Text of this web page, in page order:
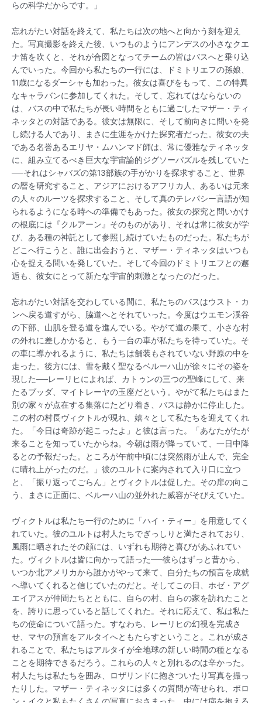
らの科学だからです。」
忘れがたい対話を終えて、私たちは次の地へと向かう刻を迎え
た。写真撮影を終えた後、いつものようにアンデスの小さなクエ
ナ笛を吹くと、それが合図となってチームの皆はバスへと乗り込
んでいった。今回から私たちの一行には、ドミトリエフの孫娘、
11歳になるダーシャも加わった。彼女は喜びをもって、この特異
なキャラバンに参加してくれた。そして、忘れてはならないの
は、バスの中で私たちが長い時間をともに過ごしたマザー・ティ
ネッタとの対話である。彼女は無限に、そして前向きに問いを発
し続ける人であり、まさに生涯をかけた探究者だった。彼女の夫
である名誉あるエリヤ・ムハンマド師は、常に優雅なティネッタ
に、組み立てるべき巨大な宇宙論的ジグソーパズルを残していた
──それはシャバズの第13部族の手がかりを探求すること、世界
の暦を研究すること、アジアにおけるアフリカ人、あるいは元来
の人々のルーツを探求すること、そして真のテレパシー言語が知
られるようになる時への準備でもあった。彼女の探究と問いかけ
の根底には『クルアーン』そのものがあり、それは常に彼女が学
び、ある種の神託として参照し続けていたものだった。私たちが
どこへ行こうと、誰に出会おうと、マザー・ティネッタはいつも
心を捉える問いを発していた。そして今回のドミトリエフとの邂
逅も、彼女にとって新たな宇宙的刺激となったのだった。
忘れがたい対話を交わしている間に、私たちのバスはウスト・カ
ンへ戻る道すがら、脇道へとそれていった。今度はウエモン渓谷
の下部、山肌を登る道を進んでいる。やがて道の果て、小さな村
の外れに差しかかると、もう一台の車が私たちを待っていた。そ
の車に導かれるように、私たちは舗装もされていない野原の中を
走った。後方には、雪を戴く聖なるベルーハ山が徐々にその姿を
現した──レーリヒによれば、カトゥンの三つの聖峰にして、来
たるブッダ、マイトレーヤの玉座だという。やがて私たちはまた
別の家々が点在する集落にたどり着き、バスは静かに停止した。
この村の村長ヴィクトルが現れ、嬉々として私たちを迎えてくれ
た。「今日は奇跡が起こったよ」と彼は言った。「あなたがたが
来ることを知っていたからね。今朝は雨が降っていて、一日中降
るとの予報だった。ところが午前中頃には突然雨が止んで、完全
に晴れ上がったのだ。」彼のユルトに案内されて入り口に立つ
と、「振り返ってごらん」とヴィクトルは促した。その扉の向こ
う、まさに正面に、ベルーハ山の並外れた威容がそびえていた。
ヴィクトルは私たち一行のために「ハイ・ティー」を用意してく
れていた。彼のユルトは村人たちでぎっしりと満たされており、
風雨に晒されたその顔には、いずれも期待と喜びがあふれてい
た。ヴィクトルは皆に向かって語った──彼らはずっと昔から、
いつか北アメリカから誰かがやって来て、自分たちの預言を成就
へ導いてくれると信じていたのだと。そしてこの日、ホゼ・アグ
エイアスが仲間たちとともに、自らの村、自らの家を訪れたこと
を、誇りに思っていると話してくれた。それに応えて、私は私た
ちの使命について語った。すなわち、レーリヒの幻視を完成さ
せ、マヤの預言をアルタイへともたらすということ。これが成さ
れることで、私たちはアルタイが全地球の新しい時間の種となる
ことを期待できるだろう。これらの人々と別れるのは辛かった。
村人たちは私たちを囲み、ロザリンドに抱きついたり写真を撮っ
たりした。マザー・ティネッタには多くの質問が寄せられ、ボロ